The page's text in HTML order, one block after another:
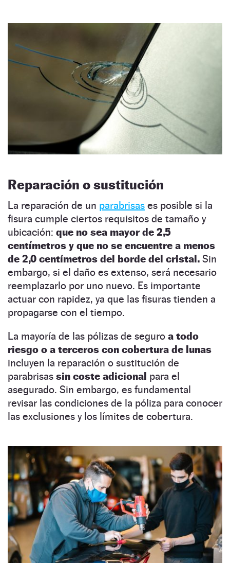
Reparación o sustitución
La reparación de un parabrisas es posible si la
fisura cumple ciertos requisitos de tamaño y
ubicación: que no sea mayor de 2,5
centímetros y que no se encuentre a menos
de 2,0 centímetros del borde del cristal. Sin
embargo, si el daño es extenso, será necesario
reemplazarlo por uno nuevo. Es importante
actuar con rapidez, ya que las fisuras tienden a
propagarse con el tiempo.
La mayoría de las pólizas de seguro a todo
riesgo o a terceros con cobertura de lunas
incluyen la reparación o sustitución de
parabrisas sin coste adicional para el
asegurado. Sin embargo, es fundamental
revisar las condiciones de la póliza para conocer
las exclusiones y los límites de cobertura.